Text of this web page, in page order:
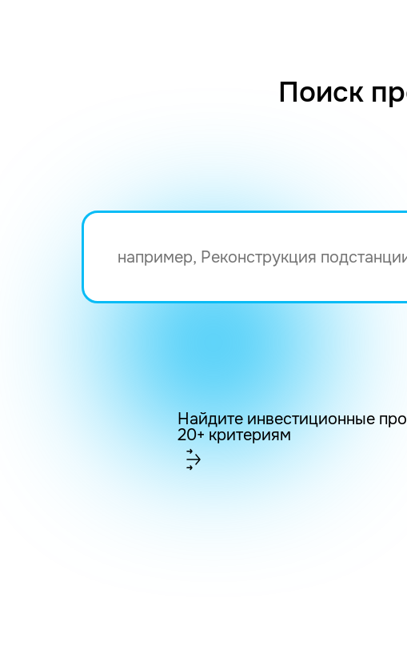
Поиск
Найдите инвестиционные
20+ критериям